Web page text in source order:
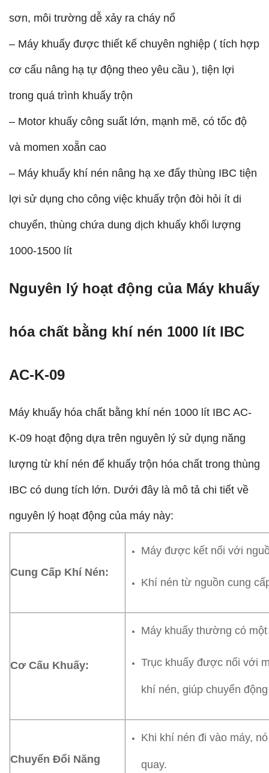
sơn, môi trường dễ xảy ra cháy nổ
– Máy khuấy được thiết kế chuyên nghiệp ( tích hợp
cơ cấu nâng hạ tự động theo yêu cầu ), tiện lợi
trong quá trình khuấy trộn
– Motor khuấy công suất lớn, mạnh mẽ, có tốc độ
và momen xoẵn cao
– Máy khuấy khí nén nâng hạ xe đẩy thùng IBC tiện
lợi sử dụng cho công việc khuấy trộn đòi hỏi ít di
chuyển, thùng chứa dung dịch khuấy khối lượng
1000-1500 lít
Nguyên lý hoạt động của Máy khuấy
hóa chất bằng khí nén 1000 lít IBC
AC-K-09​
Máy khuấy hóa chất bằng khí nén 1000 lít IBC AC-
K-09 hoạt động dựa trên nguyên lý sử dụng năng
lượng từ khí nén để khuấy trộn hóa chất trong thùng
IBC có dung tích lớn. Dưới đây là mô tả chi tiết về
nguyên lý hoạt động của máy này:
Cung Cấp Khí Nén:
Máy được kết nối với
Khí nén từ nguồn cung
Cơ Cấu Khuấy:
Máy khuấy thường có
Trục khuấy được nối với
khí nén, giúp chuyển
Chuyển Đổi Năng
Khi khí nén đi vào máy,
quay.